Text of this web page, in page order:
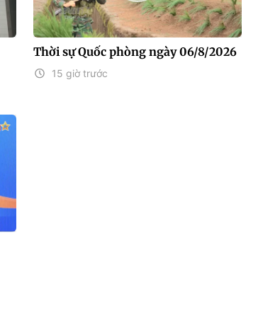
Thời sự Quốc phòng ngày 06/8/2026
15 giờ trước